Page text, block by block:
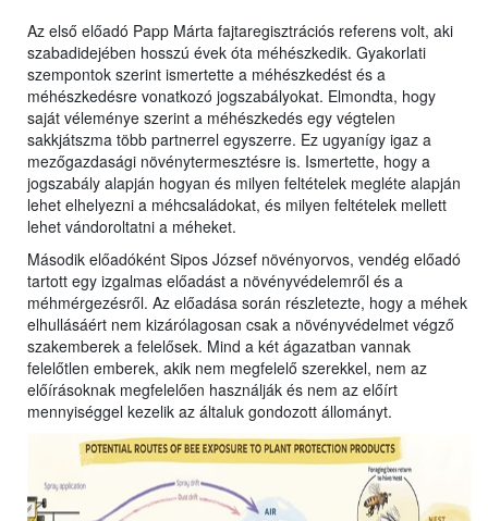
Az első előadó Papp Márta fajtaregisztrációs referens volt, aki
szabadidejében hosszú évek óta méhészkedik. Gyakorlati
szempontok szerint ismertette a méhészkedést és a
méhészkedésre vonatkozó jogszabályokat. Elmondta, hogy
saját véleménye szerint a méhészkedés egy végtelen
sakkjátszma több partnerrel egyszerre. Ez ugyanígy igaz a
mezőgazdasági növénytermesztésre is. Ismertette, hogy a
jogszabály alapján hogyan és milyen feltételek megléte alapján
lehet elhelyezni a méhcsaládokat, és milyen feltételek mellett
lehet vándoroltatni a méheket.
Második előadóként Sipos József növényorvos, vendég előadó
tartott egy izgalmas előadást a növényvédelemről és a
méhmérgezésről. Az előadása során részletezte, hogy a méhek
elhullásáért nem kizárólagosan csak a növényvédelmet végző
szakemberek a felelősek. Mind a két ágazatban vannak
felelőtlen emberek, akik nem megfelelő szerekkel, nem az
előírásoknak megfelelően használják és nem az előírt
mennyiséggel kezelik az általuk gondozott állományt.